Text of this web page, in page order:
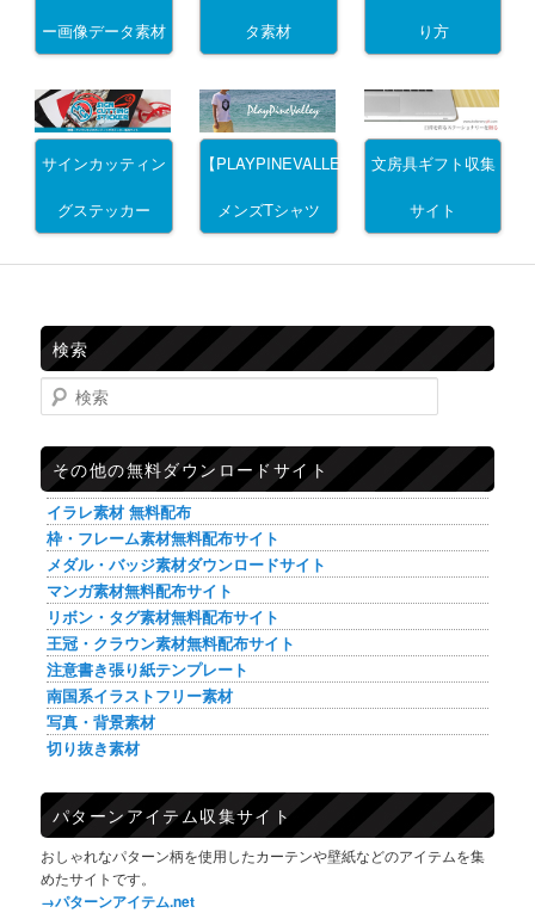
ー画像データ素材 タ素材 り方
サインカッティン
グステッカー
【PLAYPINEVALLEY】
メンズTシャツ
文房具ギフト収集
サイト
検索
検索
その他の無料ダウンロードサイト
イラレ素材 無料配布
枠・フレーム素材無料配布サイト
メダル・バッジ素材ダウンロードサイト
マンガ素材無料配布サイト
リボン・タグ素材無料配布サイト
王冠・クラウン素材無料配布サイト
注意書き張り紙テンプレート
南国系イラストフリー素材
写真・背景素材
切り抜き素材
パターンアイテム収集サイト
おしゃれなパターン柄を使用したカーテンや壁紙などのアイテムを集
めたサイトです。
→パターンアイテム.net